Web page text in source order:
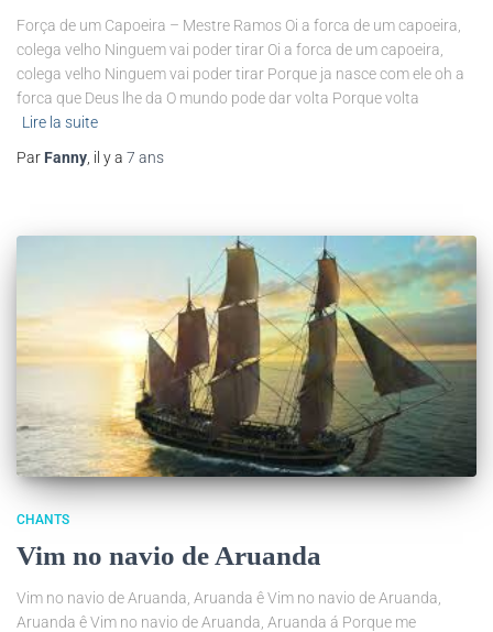
Força de um Capoeira – Mestre Ramos Oi a forca de um capoeira,
colega velho Ninguem vai poder tirar Oi a forca de um capoeira,
colega velho Ninguem vai poder tirar Porque ja nasce com ele oh a
forca que Deus lhe da O mundo pode dar volta Porque volta
Lire la suite
Par Fanny, il y a 7 ans
CHANTS
Vim no navio de Aruanda
Vim no navio de Aruanda, Aruanda ê Vim no navio de Aruanda,
Aruanda ê Vim no navio de Aruanda, Aruanda á Porque me